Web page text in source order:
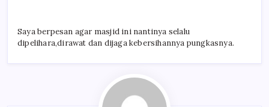
Saya berpesan agar masjid ini nantinya selalu
dipelihara,dirawat dan dijaga kebersihannya pungkasnya.